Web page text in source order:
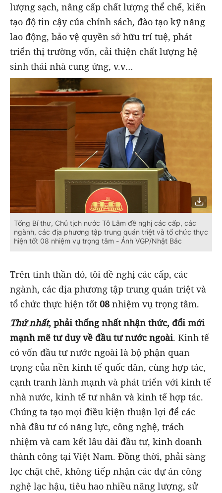
lượng sạch, nâng cấp chất lượng thể chế, kiến
tạo độ tin cậy của chính sách, đào tạo kỹ năng
lao động, bảo vệ quyền sở hữu trí tuệ, phát
triển thị trường vốn, cải thiện chất lượng hệ
sinh thái nhà cung ứng, v.v…
Tổng Bí thư, Chủ tịch nước Tô Lâm đề nghị các cấp, các
ngành, các địa phương tập trung quán triệt và tổ chức thực
hiện tốt 08 nhiệm vụ trọng tâm - Ảnh VGP/Nhật Bắc
Trên tinh thần đó, tôi đề nghị các cấp, các
ngành, các địa phương tập trung quán triệt và
tổ chức thực hiện tốt 08 nhiệm vụ trọng tâm.
Thứ nhất, phải thống nhất nhận thức, đổi mới
mạnh mẽ tư duy về đầu tư nước ngoài. Kinh tế
có vốn đầu tư nước ngoài là bộ phận quan
trọng của nền kinh tế quốc dân, cùng hợp tác,
cạnh tranh lành mạnh và phát triển với kinh tế
nhà nước, kinh tế tư nhân và kinh tế hợp tác.
Chúng ta tạo mọi điều kiện thuận lợi để các
nhà đầu tư có năng lực, công nghệ, trách
nhiệm và cam kết lâu dài đầu tư, kinh doanh
thành công tại Việt Nam. Đồng thời, phải sàng
lọc chặt chẽ, không tiếp nhận các dự án công
nghệ lạc hậu, tiêu hao nhiều năng lượng, sử